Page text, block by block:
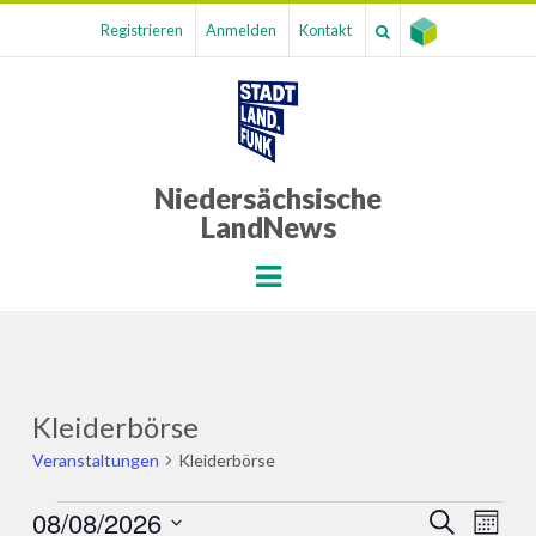
Registrieren Anmelden Kontakt
Niedersächsische
LandNews
Menu
Kleiderbörse
Veranstaltungen Kleiderbörse
Veranstaltungen SUCHE
08/08/2026